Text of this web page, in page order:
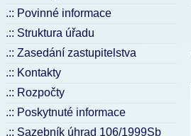
.:: Povinné informace
.:: Struktura úřadu
.:: Zasedání zastupitelstva
.:: Kontakty
.:: Rozpočty
.:: Poskytnuté informace
.:: Sazebník úhrad 106/1999Sb